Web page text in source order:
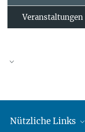
Veranstaltungen
Nützliche Links